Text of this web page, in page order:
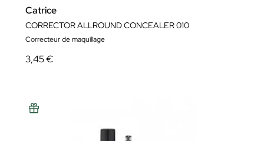
Catrice
CORRECTOR ALLROUND CONCEALER 010
Correcteur de maquillage
3,45 €